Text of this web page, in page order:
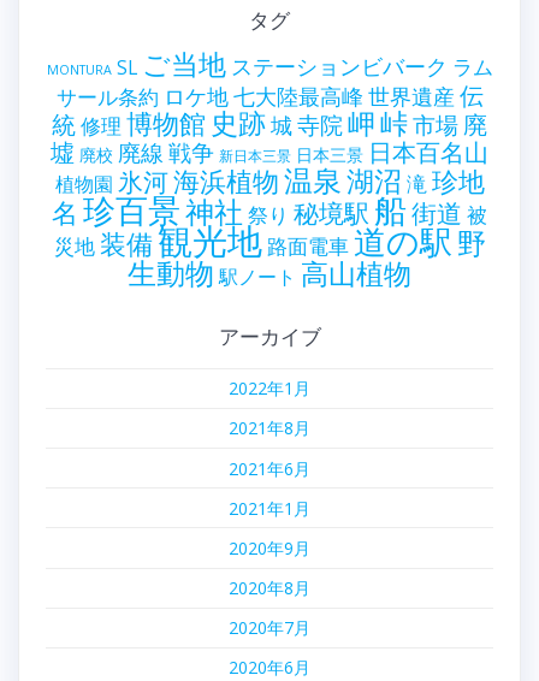
タグ
MONTURA SL ご当地 ステーションビバーク ラム
サール条約 ロケ地七大陸最高峰 世界遺産 伝
統修理 博物館 史跡城寺院岬峠市場 廃
墟 廃校 廃線戦争 新日本三景 日本三景 日本百名山
植物園 氷河海浜植物温泉湖沼 滝 珍地
名 珍百景神社 祭り 秘境駅 船街道 被
災地 装備観光地 路面電車道の駅 野
生動物 駅ノート 高山植物
アーカイブ
2022年1月
2021年8月
2021年6月
2021年1月
2020年9月
2020年8月
2020年7月
2020年6月